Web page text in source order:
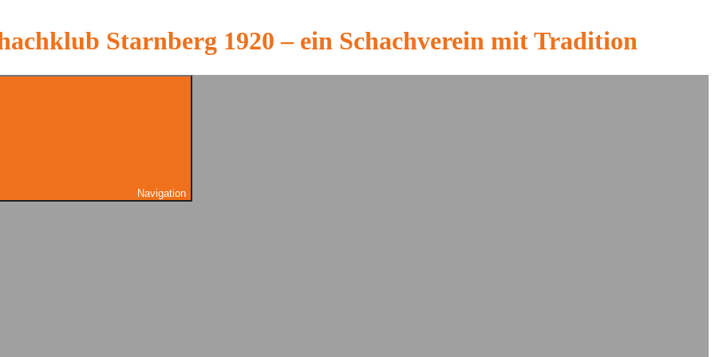
Starnberg 1920 – ein Schachverein mit Tradition
Navigation